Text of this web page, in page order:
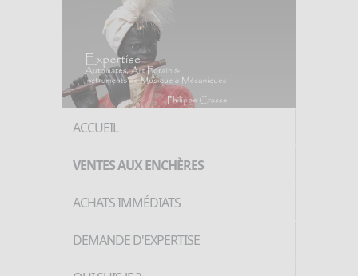
ACCUEIL
VENTES AUX ENCHÈRES
ACHATS IMMÉDIATS
DEMANDE D'EXPERTISE